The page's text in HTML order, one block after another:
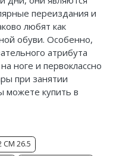
переиздания и
любят как
обуви. Особенно,
атрибута
ноге и первоклассно
при занятии
можете купить в
CM 26.5